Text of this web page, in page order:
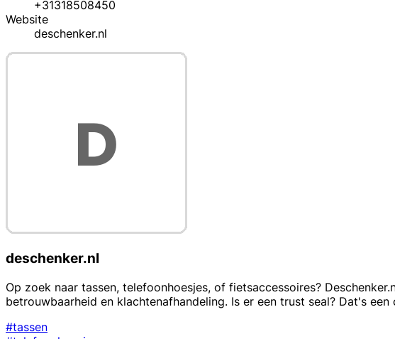
+31318508450
Website
deschenker.nl
deschenker.nl
Op zoek naar tassen, telefoonhoesjes, of fietsaccessoires?
betrouwbaarheid en klachtenafhandeling. Is er een trust seal? Dat's
#tassen